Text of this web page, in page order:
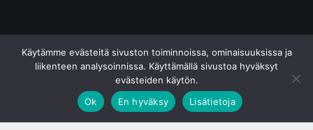
Käytämme evästeitä sivuston toiminnoissa, ominaisuuksissa ja
liikenteen analysoinnissa. Käyttämällä sivustoa hyväksyt
evästeiden käytön.
Ok
En hyväksy Lisätietoja